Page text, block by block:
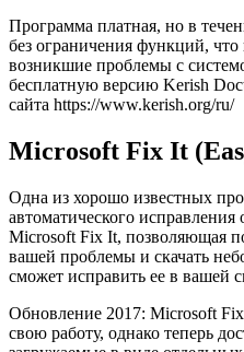
Программа платная, но в
без ограничения функций, что
возникшие проблемы с
бесплатную версию Kerish
сайта https://www.kerish.org/ru/
Microsoft Fix It
Одна из хорошо известных
автоматического
Microsoft Fix It, позволяющая
вашей проблемы и скачать
сможет исправить ее в вашей
Обновление 2017: Microsoft
свою работу, однако теперь